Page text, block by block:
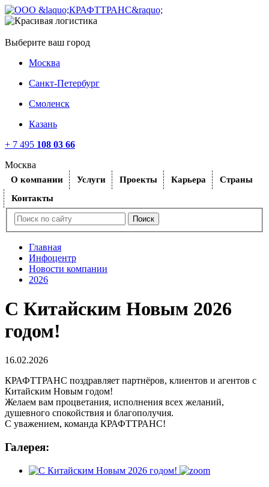
Выберите ваш город
Москва
Санкт-Петербург
Смоленск
Казань
+ 7 495 108 03 66
Москва
O компании Услуги Проекты Карьера
Страны
Контакты
Главная
Инфоцентр
Новости компании
2026
С Китайским Новым 2026
годом!
16.02.2026
КРАФТТРАНС поздравляет партнёров, клиентов и агентов с
Китайским Новым годом!
Желаем вам процветания, исполнения всех желаний,
душевного спокойствия и благополучия.
С уважением, команда КРАФТТРАНС!
Галерея: